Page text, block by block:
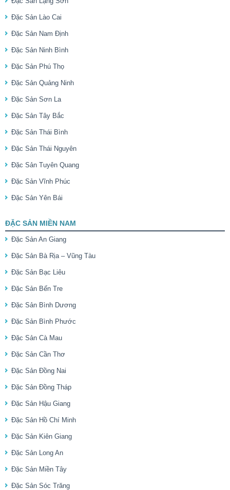
Đặc Sản Lào Cai
Đặc Sản Nam Định
Đặc Sản Ninh Bình
Đặc Sản Phú Thọ
Đặc Sản Quảng Ninh
Đặc Sản Sơn La
Đặc Sản Tây Bắc
Đặc Sản Thái Bình
Đặc Sản Thái Nguyên
Đặc Sản Tuyên Quang
Đặc Sản Vĩnh Phúc
Đặc Sản Yên Bái
ĐẶC SẢN MIỀN NAM
Đặc Sản An Giang
Đặc Sản Bà Rịa – Vũng Tàu
Đặc Sản Bạc Liêu
Đặc Sản Bến Tre
Đặc Sản Bình Dương
Đặc Sản Bình Phước
Đặc Sản Cà Mau
Đặc Sản Cần Thơ
Đặc Sản Đồng Nai
Đặc Sản Đồng Tháp
Đặc Sản Hậu Giang
Đặc Sản Hồ Chí Minh
Đặc Sản Kiên Giang
Đặc Sản Long An
Đặc Sản Miền Tây
Đặc Sản Sóc Trăng